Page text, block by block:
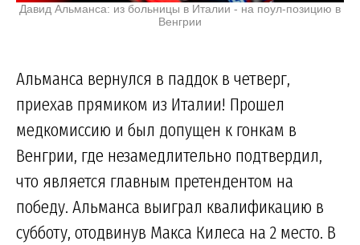
Давид Альманса: из больницы в Италии - на поул-позицию в
Венгрии
Альманса вернулся в паддок в четверг,
приехав прямиком из Италии! Прошел
медкомиссию и был допущен к гонкам в
Венгрии, где незамедлительно подтвердил,
что является главным претендентом на
победу. Альманса выиграл квалификацию в
субботу, отодвинув Макса Килеса на 2 место. В